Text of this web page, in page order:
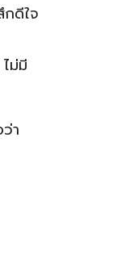
กดีใจ
ม่มี
า